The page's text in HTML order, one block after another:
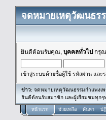
จดหมายเหตุวัฒนธร
ยินดีต้อนรับคุณ, บุคคลทั่วไปกรุ
เข้าสู่ระบบด้วยชื่อผู้ใช้ รหัสผ่าน และ
ข่าว: จดหมายเหตุวัฒนธรรมกำแพงเ
ยินดีต้อนรับสมาชิก และผู้เยื่ยมชมทุกๆ
หน้าแรก ช่วยเหลือ ค้นหา ป